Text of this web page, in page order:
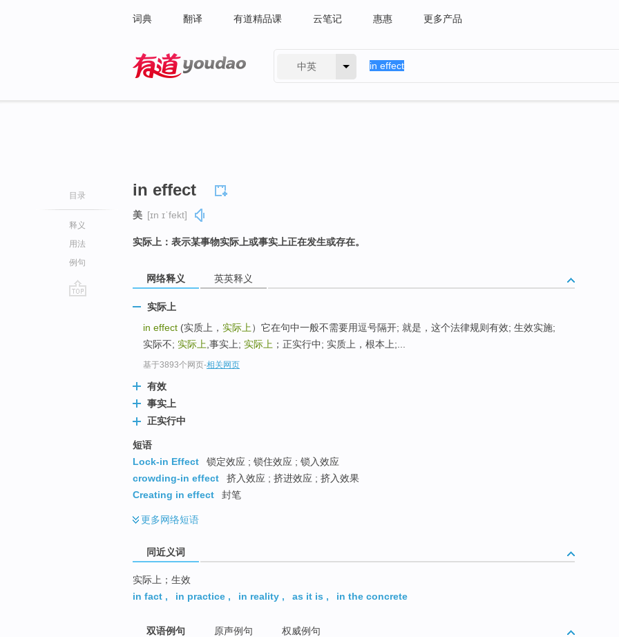
词典 翻译 有道精品课 云笔记 惠惠 更多产品
中英
目录
释义
用法
例句
in effect
美 [ɪn ɪˈfekt]
实际上：表示某事物实际上或事实上正在发生或存在。
网络释义 英英释义
实际上
in effect (实质上， 实际上）它在句中一般不需要用逗号隔开; 就是，这个法律规则有效; 生效实施;
实际不; 实际上 ,事实上; 实际上 ；正实行中; 实质上，根本上;...
基于3893个网页-相关网页
有效
事实上
正实行中
短语
Lock-in Effect
锁定效应 ; 锁住效应 ; 锁入效应
crowding-in effect
挤入效应 ; 挤进效应 ; 挤入效果
Creating in effect
封笔
更多网络短语
同近义词
实际上；生效
in fact , in practice , in reality , as it is , in the concrete
双语例句 原声例句 权威例句